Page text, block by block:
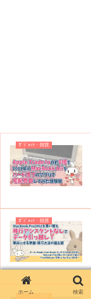
ｶﾞｼﾞｪｯﾄ・雑貨
ｶﾞｼﾞｪｯﾄ・雑貨
ホーム 検索